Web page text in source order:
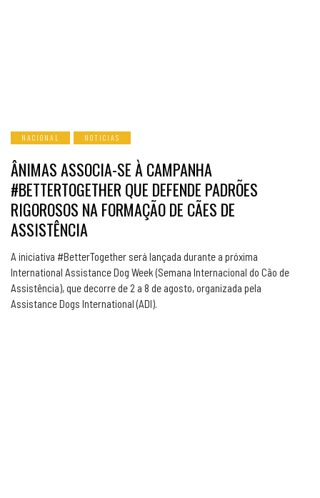
NACIONAL NOTICIAS
ÂNIMAS ASSOCIA-SE À CAMPANHA
#BETTERTOGETHER QUE DEFENDE PADRÕES
RIGOROSOS NA FORMAÇÃO DE CÃES DE
ASSISTÊNCIA
A iniciativa #BetterTogether será lançada durante a próxima
International Assistance Dog Week (Semana Internacional do Cão de
Assistência), que decorre de 2 a 8 de agosto, organizada pela
Assistance Dogs International (ADI).